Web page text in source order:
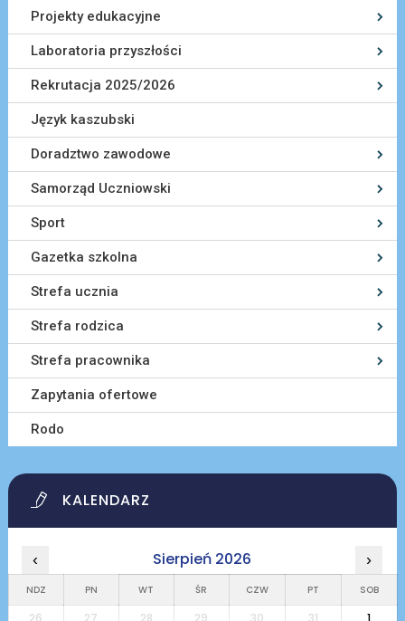
Projekty edukacyjne
Laboratoria przyszłości
Rekrutacja 2025/2026
Język kaszubski
Doradztwo zawodowe
Samorząd Uczniowski
Sport
Gazetka szkolna
Strefa ucznia
Strefa rodzica
Strefa pracownika
Zapytania ofertowe
Rodo
KALENDARZ
‹ Sierpień 2026 ›
NDZ PN WT ŚR CZW PT SOB
26 27 28 29 30 31
1